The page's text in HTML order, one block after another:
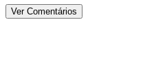
Ver Comentários